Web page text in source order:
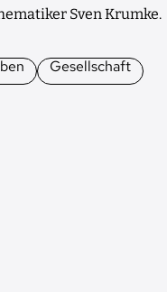
Sven Krumke.
Gesellschaft